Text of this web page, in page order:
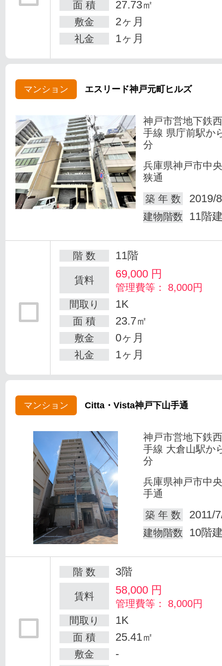
面 積 27.73㎡
敷金 2ヶ月
礼金 1ヶ月
マンション エスリード神戸元町ヒルズ
神戸市営地下鉄
手線 県庁前駅か
分
兵庫県神戸市中
狭通
築 年 数
2019/
建物階数 11階
階 数 11階
賃料 69,000 円
管理費等： 8,000円
間取り
1K
面 積 23.7㎡
敷金 0ヶ月
礼金 1ヶ月
マンション Citta・Vista神戸下山手通
神戸市営地下鉄
手線 大倉山駅か
分
兵庫県神戸市中
手通
築 年 数
2011/
建物階数 10階
階 数 3階
賃料 58,000 円
管理費等： 8,000円
間取り
1K
面 積 25.41㎡
敷金 -